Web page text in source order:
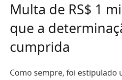
Multa de RS$ 1
que a
cumprida
Como sempre, foi estipulado